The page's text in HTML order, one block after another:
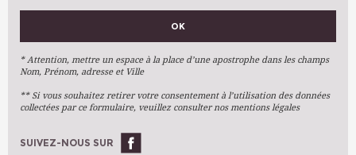
VOS PRÉFÉRENCES
Arts Plastiques
Arts Du Texte
Arts Numériques
Ateliers À L'année
OK
* Attention, mettre un espace à la place d’une apostrophe dans les champs
Nom, Prénom, adresse et Ville
** Si vous souhaitez retirer votre consentement à l’utilisation des données
collectées par ce formulaire, veuillez consulter nos mentions légales
SUIVEZ-NOUS SUR